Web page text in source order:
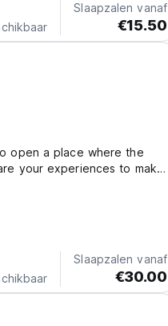
Slaapzalen vanaf
€15.50
open a place where the
your experiences to make
atmosphere. You will
the sun...
Slaapzalen vanaf
€30.00